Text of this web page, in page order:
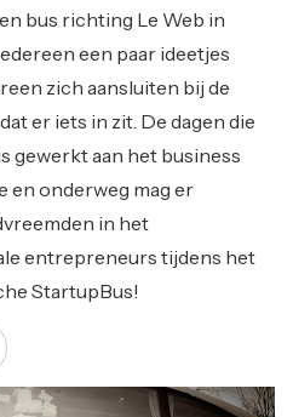
bus richting Le Web in
een paar ideetjes
zich aansluiten bij de
er iets in zit. De dagen die
gewerkt aan het business
en onderweg mag er
in het
entrepreneurs tijdens het
StartupBus!